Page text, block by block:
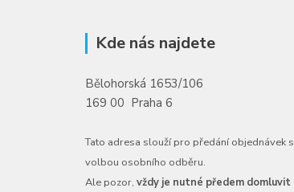
Kde nás najdete
Bělohorská 1653/106
169 00 Praha 6
Tato adresa slouží pro předání objednávek s
volbou osobního odběru.
Ale pozor, vždy je nutné předem domluvit